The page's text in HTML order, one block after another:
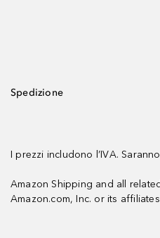
Spedizione
I prezzi includono l’IVA.
Amazon Shipping and all
Amazon.com, Inc. or its